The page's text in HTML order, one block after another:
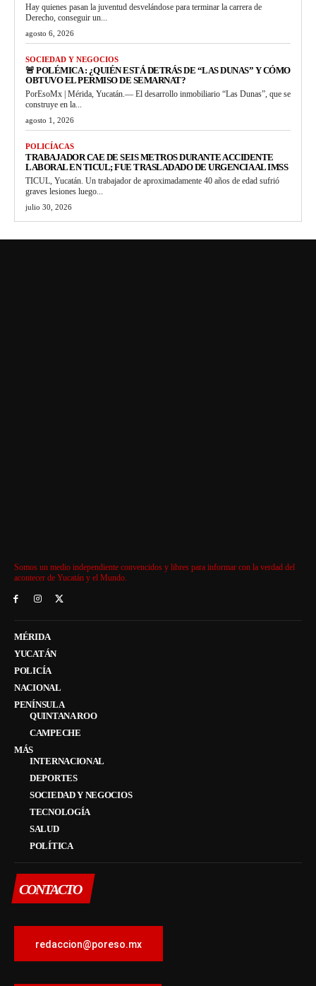
Hay quienes pasan la juventud desvelándose para terminar la carrera de
Derecho, conseguir un...
agosto 6, 2026
SOCIEDAD Y NEGOCIOS
🚨 POLÉMICA : ¿QUIÉN ESTÁ DETRÁS DE “LAS DUNAS” Y CÓMO
OBTUVO EL PERMISO DE SEMARNAT?
PorEsoMx | Mérida, Yucatán.— El desarrollo inmobiliario “Las Dunas”, que se
construye en la...
agosto 1, 2026
POLICÍACAS
TRABAJADOR CAE DE SEIS METROS DURANTE ACCIDENTE
LABORAL EN TICUL; FUE TRASLADADO DE URGENCIA AL IMSS
TICUL, Yucatán. Un trabajador de aproximadamente 40 años de edad sufrió
graves lesiones luego...
julio 30, 2026
Somos un medio independiente convencidos y libres para informar con la verdad del
acontecer de Yucatán y el Mundo.
MÉRIDA
YUCATÁN
POLICÍA
NACIONAL
PENÍNSULA
QUINTANA ROO
CAMPECHE
MÁS
INTERNACIONAL
DEPORTES
SOCIEDAD Y NEGOCIOS
TECNOLOGÍA
SALUD
POLÍTICA
CONTACTO
redaccion@poreso.mx